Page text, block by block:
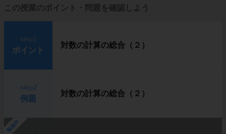
この授業のポイント・問題を確認しよう
ポイント
対数の計算の総合（２）
例題
対数の計算の総合（２）
勉強中